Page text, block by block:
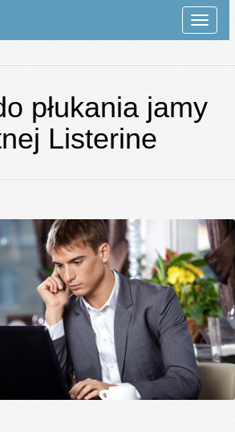
Rozwiń
płukania jamy
Listerine